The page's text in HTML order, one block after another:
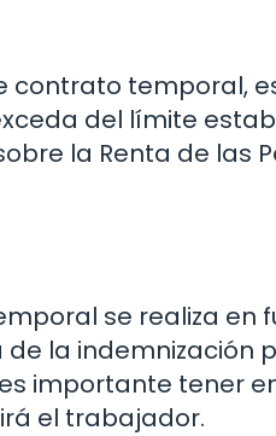
contrato temporal,
del límite
la Renta de las
se realiza en
la indemnización
importante tener
el trabajador.